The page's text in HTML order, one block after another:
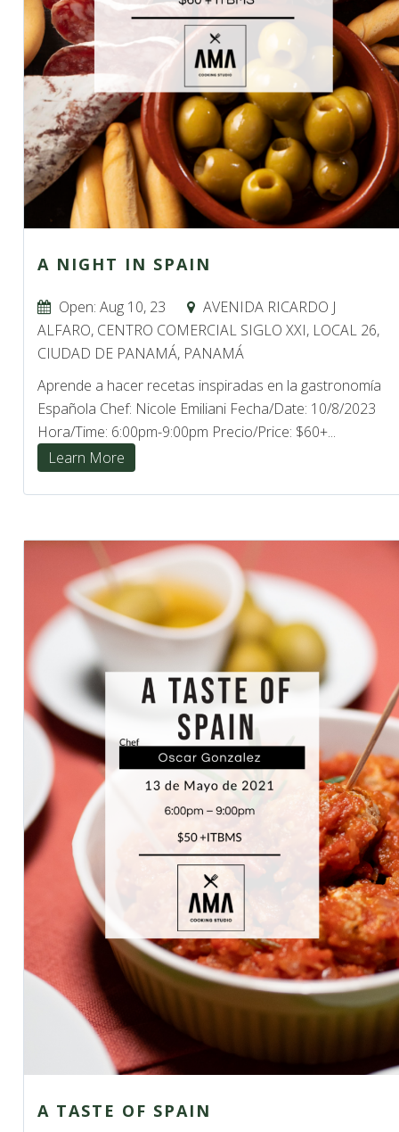
A NIGHT IN SPAIN
Open: Aug 10, 23
AVENIDA RICARDO J
ALFARO, CENTRO COMERCIAL SIGLO XXI, LOCAL 26,
CIUDAD DE PANAMÁ, PANAMÁ
Aprende a hacer recetas inspiradas en la gastronomía
Española Chef: Nicole Emiliani Fecha/Date: 10/8/2023
Hora/Time: 6:00pm-9:00pm Precio/Price: $60+...
Learn More
A TASTE OF SPAIN